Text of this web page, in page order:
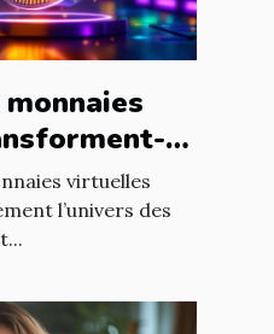
ligne ?
virtuelles
l’univers des